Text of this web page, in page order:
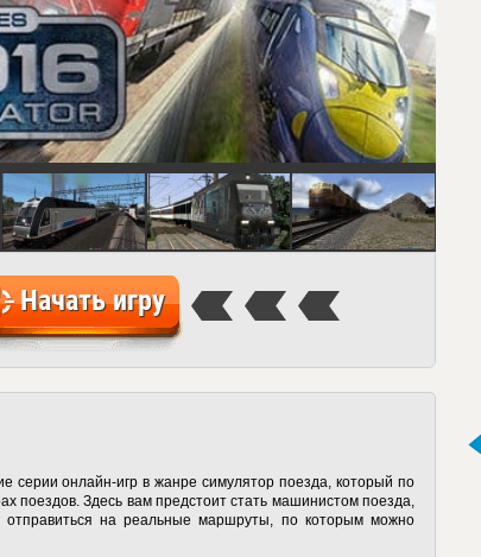
Начать игру
серии онлайн-игр в жанре симулятор поезда, который по
поездов. Здесь вам предстоит стать машинистом поезда,
отправиться на реальные маршруты, по которым можно